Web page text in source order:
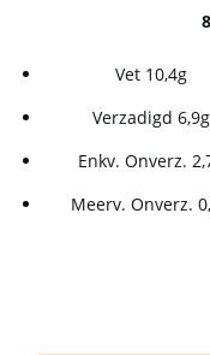
Vet 10,4g
Verzadigd 6,9g
Enkv. Onverz.
Meerv. Onverz.